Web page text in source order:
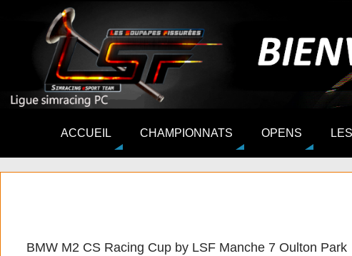
ACCUEIL CHAMPIONNATS OPENS
BMW M2 CS Racing Cup by LSF Manche 7 Oulton